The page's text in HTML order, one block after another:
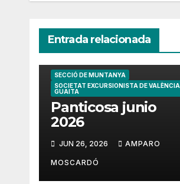
Entrada relacionada
SECCIÓ DE MUNTANYA
SOCIETAT EXCURSIONISTA DE VALÈNCIA
GUAITA
Panticosa junio
2026
JUN 26, 2026 AMPARO
MOSCARDÓ